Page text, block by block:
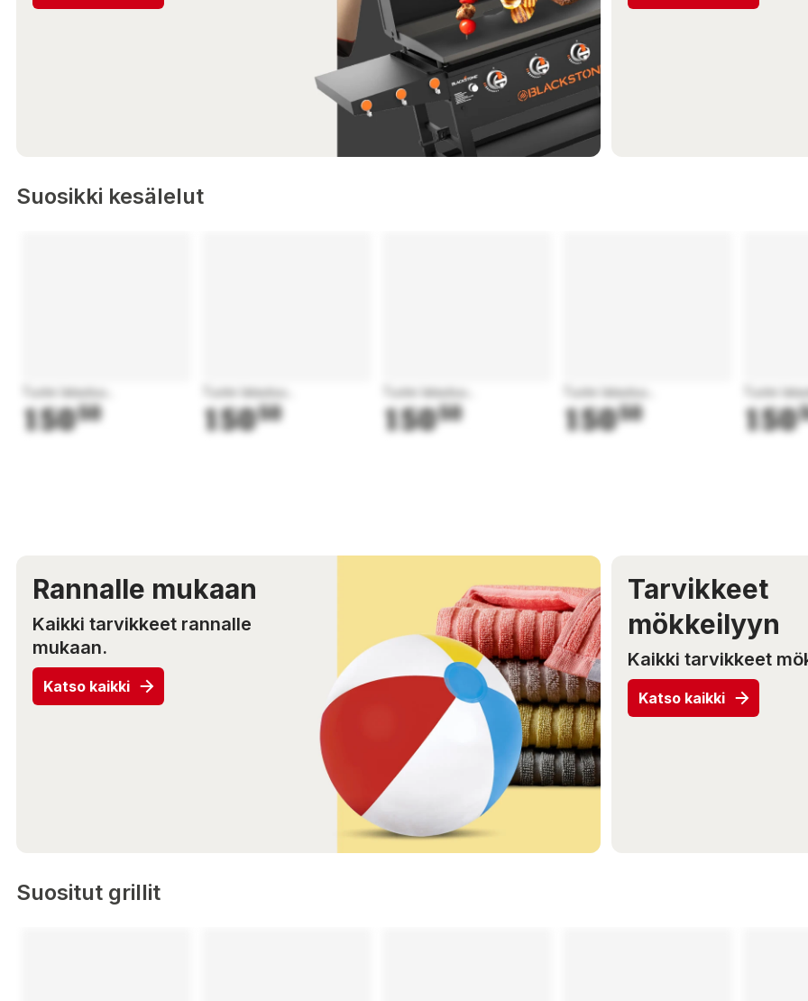
Suosikki kesälelut
Tuote latautuu...
15050
Tuote latautuu...
15050
Tuote latautuu...
15050
Tuote latautuu...
15050
Tuote
150
Rannalle mukaan
Kaikki tarvikkeet rannalle
mukaan.
Katso kaikki
Tarvikkeet
mökkeilyyn
Kaikki tarvikkeet
Katso kaikki
Suositut grillit